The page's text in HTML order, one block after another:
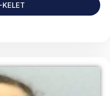
KELET